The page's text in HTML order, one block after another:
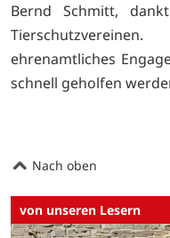
Bernd Schmitt,
ehrenamtliches
schnell geholfen
Nach oben
von unseren Lesern